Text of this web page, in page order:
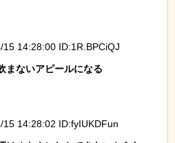
14:28:00 ID:1R.BPCiQJ
まないアピールになる
14:28:02 ID:fyIUKDFun